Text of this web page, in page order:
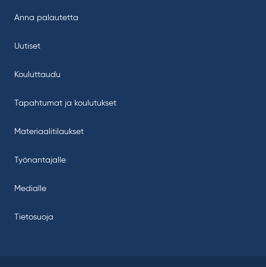
Anna palautetta
Uutiset
Kouluttaudu
Tapahtumat ja koulutukset
Materiaalitilaukset
Työnantajalle
Medialle
Tietosuoja